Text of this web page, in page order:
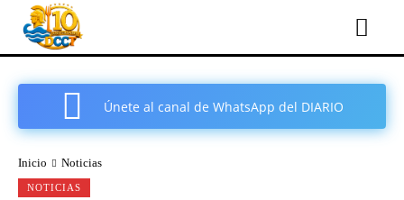
Únete al canal de WhatsApp del DIARIO
Inicio Noticias
NOTICIAS